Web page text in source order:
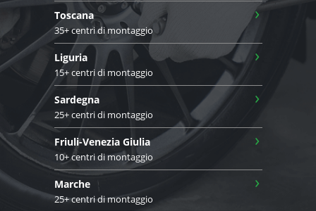
Toscana
35+ centri di montaggio
›
Liguria
15+ centri di montaggio
›
Sardegna
25+ centri di montaggio
›
Friuli-Venezia Giulia
10+ centri di montaggio
›
Marche
25+ centri di montaggio
›